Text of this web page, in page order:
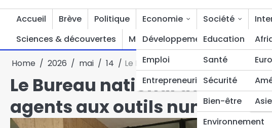
Accueil Brève Politique
Economie
Développement
Emploi
Entrepreneuriat
Société
Education
Santé
Sécurité
Bien-être
Environnement
Asie
Sciences & découvertes
Multimédia Divers Bien-être
Home 2026 mai 14 ‎Le Bureau national du fret terrestre
‎Le Bureau national du fret
agents aux outils